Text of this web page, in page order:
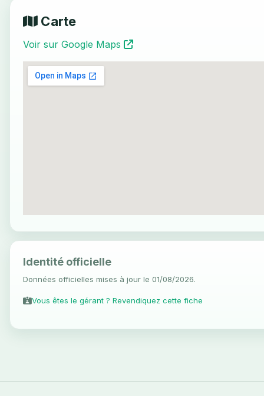
Carte
Voir sur Google Maps
Identité officielle
Données officielles mises à jour le 01/08/2026.
Vous êtes le gérant ? Revendiquez cette fiche